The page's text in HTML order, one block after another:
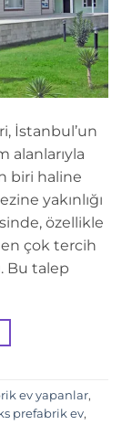
İstanbul’un
alanlarıyla
biri haline
yakınlığı
özellikle
çok tercih
Bu talep
ev yapanlar,
prefabrik ev,